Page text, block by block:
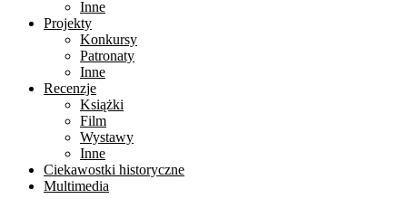
Inne
Projekty
Konkursy
Patronaty
Inne
Recenzje
Książki
Film
Wystawy
Inne
Ciekawostki historyczne
Multimedia